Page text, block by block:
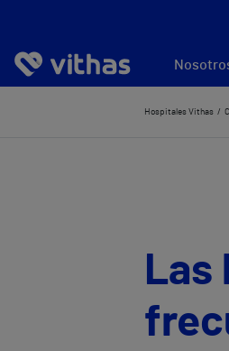
Hospitales Vithas
Las